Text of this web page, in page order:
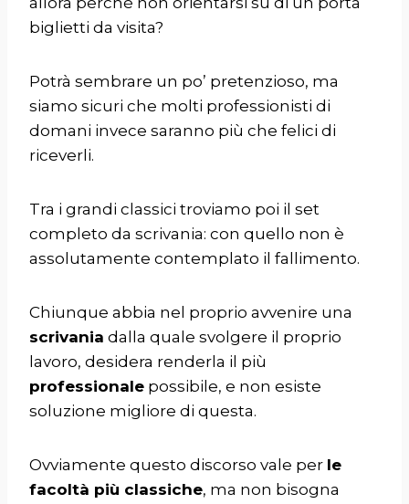
biglietti da visita?
Potrà sembrare un po’ pretenzioso, ma
siamo sicuri che molti professionisti di
domani invece saranno più che felici di
riceverli.
Tra i grandi classici troviamo poi il set
completo da scrivania: con quello non è
assolutamente contemplato il fallimento.
Chiunque abbia nel proprio avvenire una
scrivania dalla quale svolgere il proprio
lavoro, desidera renderla il più
professionale possibile, e non esiste
soluzione migliore di questa.
Ovviamente questo discorso vale per le
facoltà più classiche, ma non bisogna